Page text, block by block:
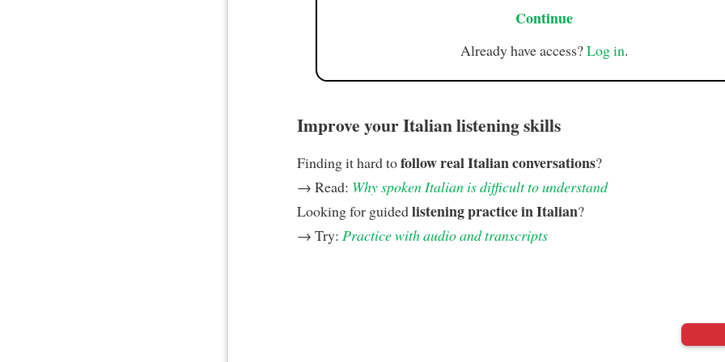
Continue
Already have access?Log in.
Improve your Italian listening skills
Finding it hard tofollow real Italian conversations?
→ Read: Why spoken Italian is difficult to understand
Looking for guidedlistening practice in Italian?
→ Try: Practice with audio and transcripts